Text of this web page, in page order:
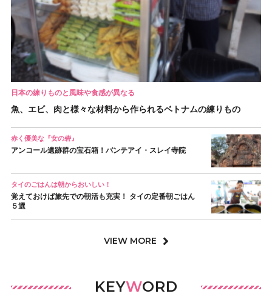
日本の練りものと風味や食感が異なる
魚、エビ、肉と様々な材料から作られるベトナムの練りもの
赤く優美な『女の砦』
アンコール遺跡群の宝石箱！バンテアイ・スレイ寺院
タイのごはんは朝からおいしい！
覚えておけば旅先での朝活も充実！ タイの定番朝ごはん
５選
VIEW MORE
KEYWORD